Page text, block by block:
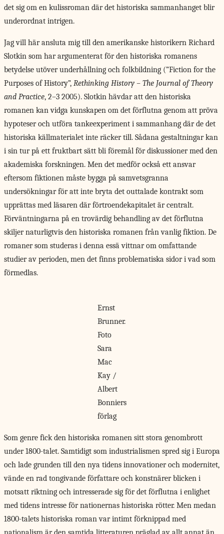
det sig om en kulissroman där det historiska sammanhanget blir
underordnat intrigen.
Jag vill här ansluta mig till den amerikanske historikern Richard
Slotkin som har argumenterat för den historiska romanens
betydelse utöver underhållning och folkbildning (”Fiction for the
Purposes of History”, Rethinking History – The Journal of Theory
and Practice, 2–3 2005). Slotkin hävdar att den historiska
romanen kan vidga kunskapen om det förflutna genom att pröva
hypoteser och utföra tankeexperiment i sammanhang där de det
historiska källmaterialet inte räcker till. Sådana gestaltningar kan
i sin tur på ett fruktbart sätt bli föremål för diskussioner med den
akademiska forskningen. Men det medför också ett ansvar
eftersom fiktionen måste bygga på samvetsgranna
undersökningar för att inte bryta det outtalade kontrakt som
upprättas med läsaren där förtroendekapitalet är centralt.
Förväntningarna på en trovärdig behandling av det förflutna
skiljer naturligtvis den historiska romanen från vanlig fiktion. De
romaner som studeras i denna essä vittnar om omfattande
studier av perioden, men det finns problematiska sidor i vad som
förmedlas.
Ernst
Brunner.
Foto
Sara
Mac
Kay /
Albert
Bonniers
förlag
Som genre fickden historiska romanen sitt stora genombrott
under 1800-talet. Samtidigt som industrialismen spred sig i Europa
och lade grunden till den nya tidens innovationer och modernitet,
vände en rad tongivande författare och konstnärer blicken i
motsatt riktning och intresserade sig för det förflutna i enlighet
med tidens intresse för nationernas historiska rötter. Men medan
1800-talets historiska roman var intimt förknippad med